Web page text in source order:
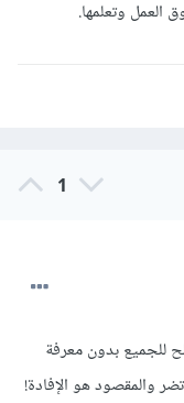
العمل وتعلمها.
1
للجميع بدون معرفة
والمقصود هو الإفادة!